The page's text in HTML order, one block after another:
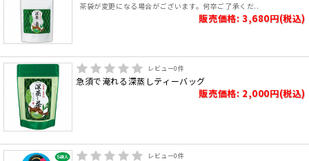
茶袋が変更になる場合がございます。何卒ご了承くだ..
販売価格: 3,680円(税込)
レビュー0件
急須で淹れる深蒸しティーバッグ
販売価格: 2,000円(税込)
レビュー0件